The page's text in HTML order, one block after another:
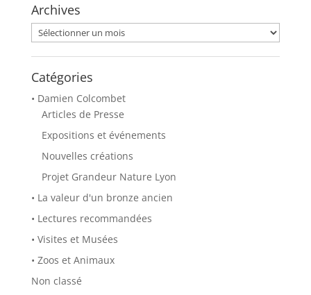
Archives
Archives
Catégories
• Damien Colcombet
Articles de Presse
Expositions et événements
Nouvelles créations
Projet Grandeur Nature Lyon
• La valeur d'un bronze ancien
• Lectures recommandées
• Visites et Musées
• Zoos et Animaux
Non classé